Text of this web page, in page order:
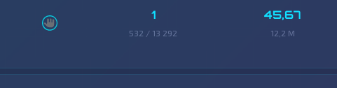
1
532 / 13 292
45,67
12,2 M